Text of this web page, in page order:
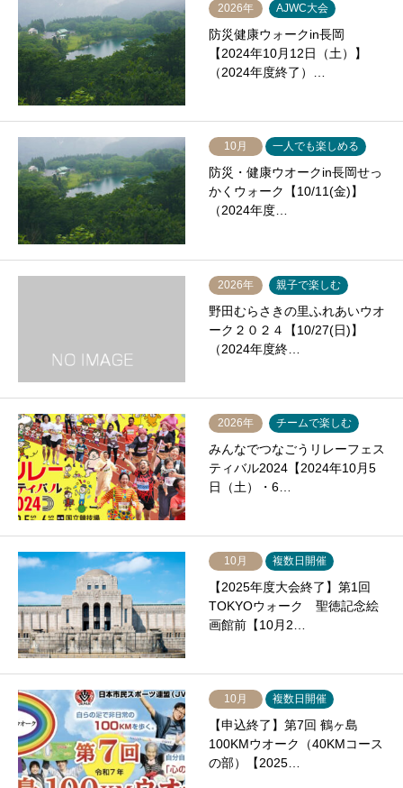
2026年 AJWC大会
防災健康ウォークin長岡
【2024年10月12日（土）】
（2024年度終了）…
10月 一人でも楽しめる
防災・健康ウオークin長岡せっ
かくウォーク【10/11(金)】
（2024年度…
2026年 親子で楽しむ
野田むらさきの里ふれあいウオ
ーク２０２４【10/27(日)】
（2024年度終…
2026年 チームで楽しむ
みんなでつなごうリレーフェス
ティバル2024【2024年10月5
日（土）・6…
10月 複数日開催
【2025年度大会終了】第1回
TOKYOウォーク 聖徳記念絵
画館前【10月2…
10月 複数日開催
【申込終了】第7回 鶴ヶ島
100KMウオーク（40KMコース
の部）【2025…